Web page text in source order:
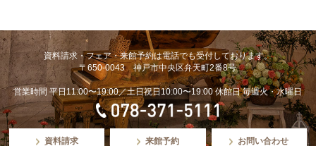
資料請求・フェア・来館予約は電話でも受付しております。
〒650-0043 神戸市中央区弁天町2番8号
営業時間 平日11:00〜19:00／土日祝日10:00〜19:00 休館日 毎週火・水曜日
資料請求 来館予約 お問い合わせ